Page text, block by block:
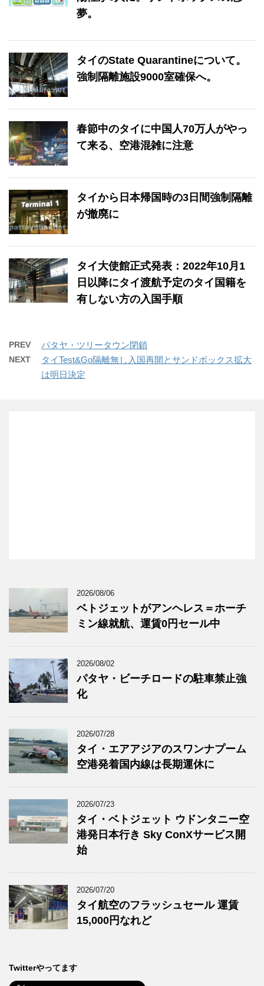
夢。
タイのState Quarantineについて。
強制隔離施設9000室確保へ。
春節中のタイに中国人70万人がやっ
て来る、空港混雑に注意
タイから日本帰国時の3日間強制隔離
が撤廃に
タイ大使館正式発表：2022年10月1
日以降にタイ渡航予定のタイ国籍を
有しない方の入国手順
PREV パタヤ・ツリータウン閉鎖
NEXT
タイTest&Go隔離無し入国再開とサンドボックス拡大
は明日決定
2026/08/06
ベトジェットがアンヘレス＝ホーチ
ミン線就航、運賃0円セール中
2026/08/02
パタヤ・ビーチロードの駐車禁止強
化
2026/07/28
タイ・エアアジアのスワンナプーム
空港発着国内線は長期運休に
2026/07/23
タイ・ベトジェット ウドンタニー空
港発日本行き Sky ConXサービス開
始
2026/07/20
タイ航空のフラッシュセール 運賃
15,000円なれど
Twitterやってます